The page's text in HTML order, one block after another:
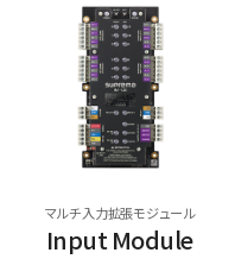
マルチ入力拡張モジュール
Input Module